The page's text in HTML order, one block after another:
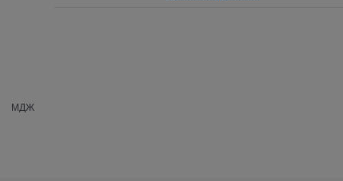
МДЖ